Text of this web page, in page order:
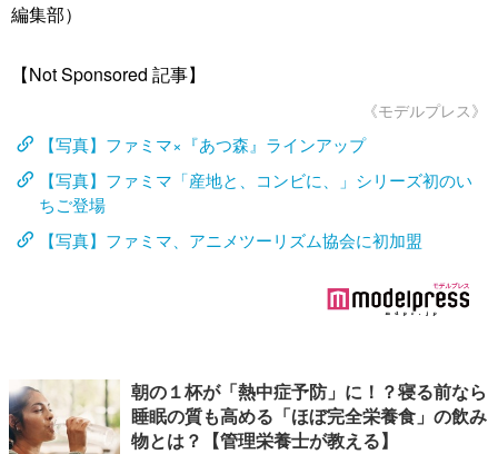
編集部）
【Not Sponsored 記事】
《モデルプレス》
【写真】ファミマ×『あつ森』ラインアップ
【写真】ファミマ「産地と、コンビに、」シリーズ初のい
ちご登場
【写真】ファミマ、アニメツーリズム協会に初加盟
朝の１杯が「熱中症予防」に！？寝る前なら
睡眠の質も高める「ほぼ完全栄養食」の飲み
物とは？【管理栄養士が教える】